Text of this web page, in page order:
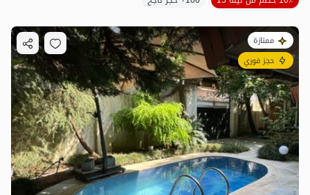
ممتازة
حجز فوري